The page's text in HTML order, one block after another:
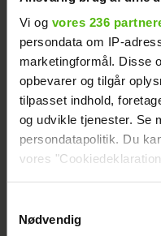
Vi og vores 236
persondata om IP-
marketingformål. Disse
opbevarer og tilgår
tilpasset indhold,
og udvikle tjenester. Se
persondatapolitik. Du
vores
Nødvendig
Efter brud: Sofie